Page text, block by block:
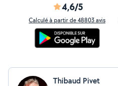
4,6/5
Calculé à partir de 48803 avis
Thibaud Pivet